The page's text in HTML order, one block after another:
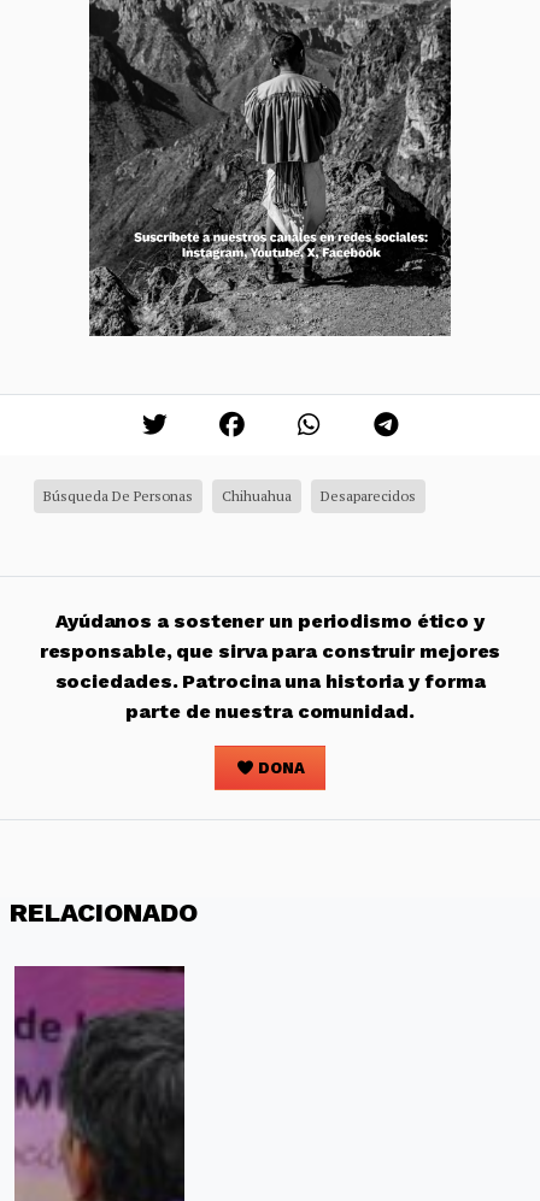
Búsqueda De Personas Chihuahua Desaparecidos
Ayúdanos a sostener un periodismo ético y
responsable, que sirva para construir mejores
sociedades. Patrocina una historia y forma
parte de nuestra comunidad.
DONA
RELACIONADO